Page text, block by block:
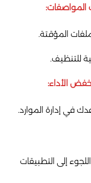
المواصفات:
المؤقتة.
للتنظيف.
الأداء:
في إدارة الموارد.
إلى التطبيقات